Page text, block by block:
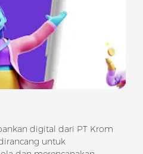
digital dari PT Krom
untuk